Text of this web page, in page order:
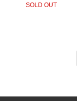
SOLD OUT